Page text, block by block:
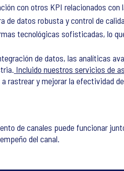
con otros KPI relacionados con
de datos robusta y control de
tecnológicas sofisticadas, lo
de datos, las analíticas
Incluido nuestros servicios de
rastrear y mejorar la efectividad
de canales puede funcionar
del canal.